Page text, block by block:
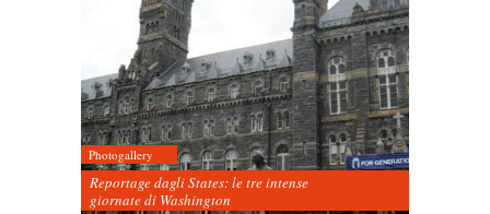
Photogallery
Reportage dagli States: le tre intense
giornate di Washington